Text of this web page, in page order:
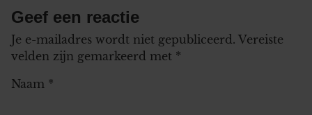
Geef een reactie
Je e-mailadres wordt niet gepubliceerd. Vereiste
velden zijn gemarkeerd met *
Naam *